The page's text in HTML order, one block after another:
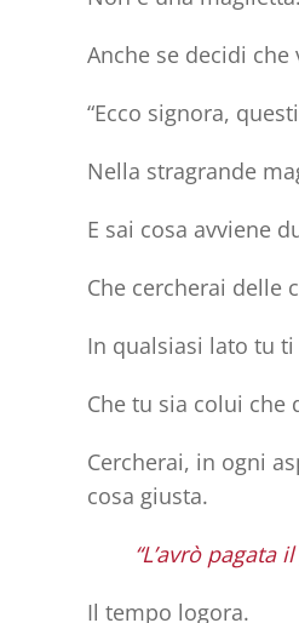
Anche se decidi
“Ecco signora,
Nella stragrande
E sai cosa avviene
Che cercherai delle
In qualsiasi lato tu
Che tu sia colui che
Cercherai, in ogni
cosa giusta.
“L’avrò pagata
Il tempo logora.